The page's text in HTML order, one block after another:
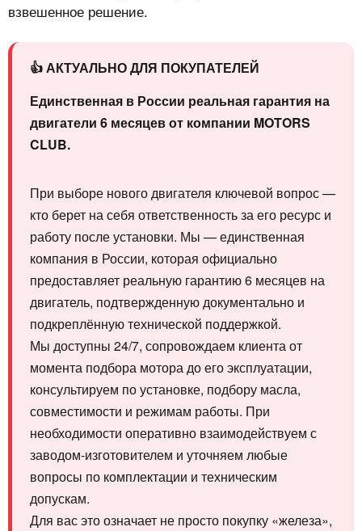
взвешенное решение.
👍 АКТУАЛЬНО ДЛЯ ПОКУПАТЕЛЕЙ
Единственная в России реальная гарантия на
двигатели 6 месяцев от компании MOTORS
CLUB.
При выборе нового двигателя ключевой вопрос —
кто берет на себя ответственность за его ресурс и
работу после установки. Мы — единственная
компания в России, которая официально
предоставляет реальную гарантию 6 месяцев на
двигатель, подтвержденную документально и
подкреплённую технической поддержкой.
Мы доступны 24/7, сопровождаем клиента от
момента подбора мотора до его эксплуатации,
консультируем по установке, подбору масла,
совместимости и режимам работы. При
необходимости оперативно взаимодействуем с
заводом-изготовителем и уточняем любые
вопросы по комплектации и техническим
допускам.
Для вас это означает не просто покупку «железа»,